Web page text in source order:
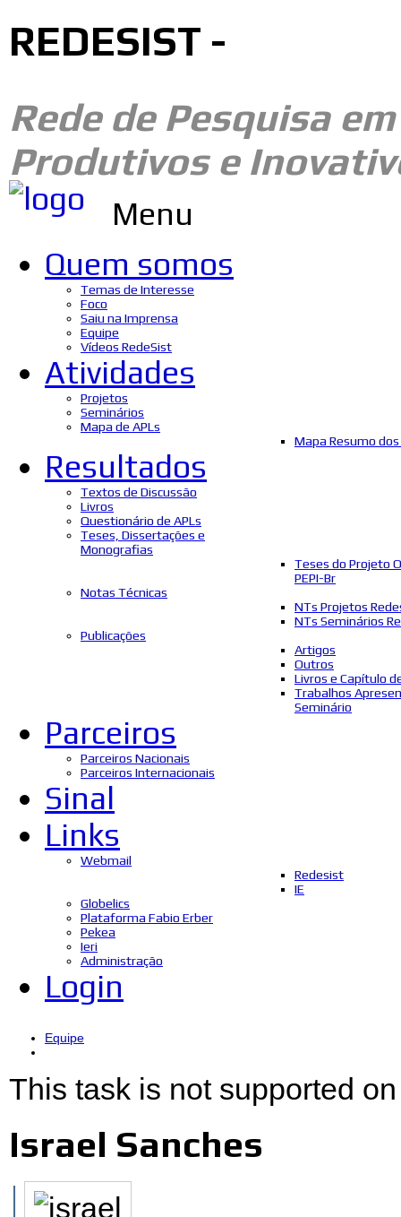
REDESIST -
Rede de Pesquisa
Produtivos e
Menu
Quem somos
Temas de Interesse
Foco
Saiu na Imprensa
Equipe
Vídeos RedeSist
Atividades
Projetos
Seminários
Mapa de APLs
Mapa Resumo dos
Resultados
Textos de Discussão
Livros
Questionário de APLs
Teses, Dissertações e
Monografias
Teses do Projeto
PEPI-Br
Notas Técnicas
NTs Projetos
NTs Seminários
Publicações
Artigos
Outros
Livros e Capítulo
Trabalhos
Seminário
Parceiros
Parceiros Nacionais
Parceiros Internacionais
Sinal
Links
Webmail
Redesist
IE
Globelics
Plataforma Fabio Erber
Pekea
Ieri
Administração
Login
Equipe
This task is not supported
Israel Sanches